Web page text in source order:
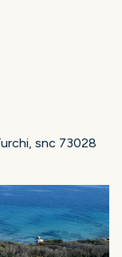
snc 73028